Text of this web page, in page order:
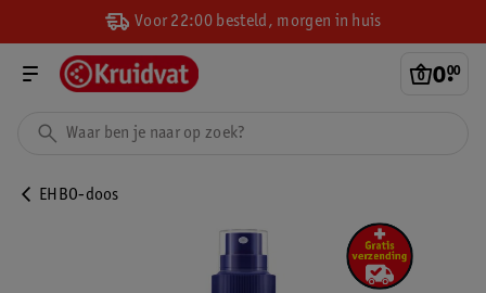
Voor 22:00 besteld, morgen in huis
0.
00
EHBO-doos